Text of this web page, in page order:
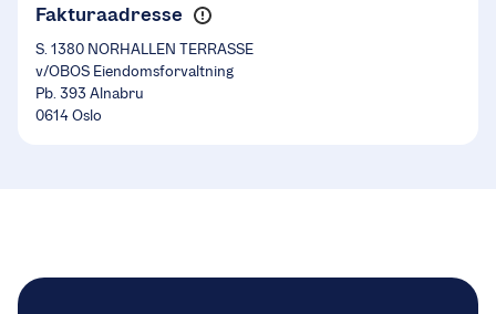
Fakturaadresse
S. 1380 NORHALLEN TERRASSE
v/OBOS Eiendomsforvaltning
Pb. 393 Alnabru
0614 Oslo